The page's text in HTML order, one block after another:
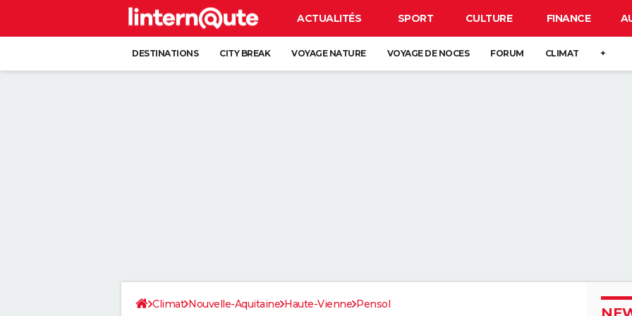
ACTUALITÉS SPORT CULTURE FINANCE
DESTINATIONS CITY BREAK VOYAGE NATURE VOYAGE DE NOCES FORUM CLIMAT +
Climat Nouvelle-Aquitaine Haute-Vienne Pensol